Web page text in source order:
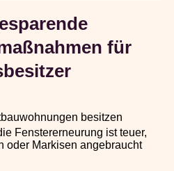
für
besitzen
Fenstererneurung ist teuer,
oder Markisen angebraucht